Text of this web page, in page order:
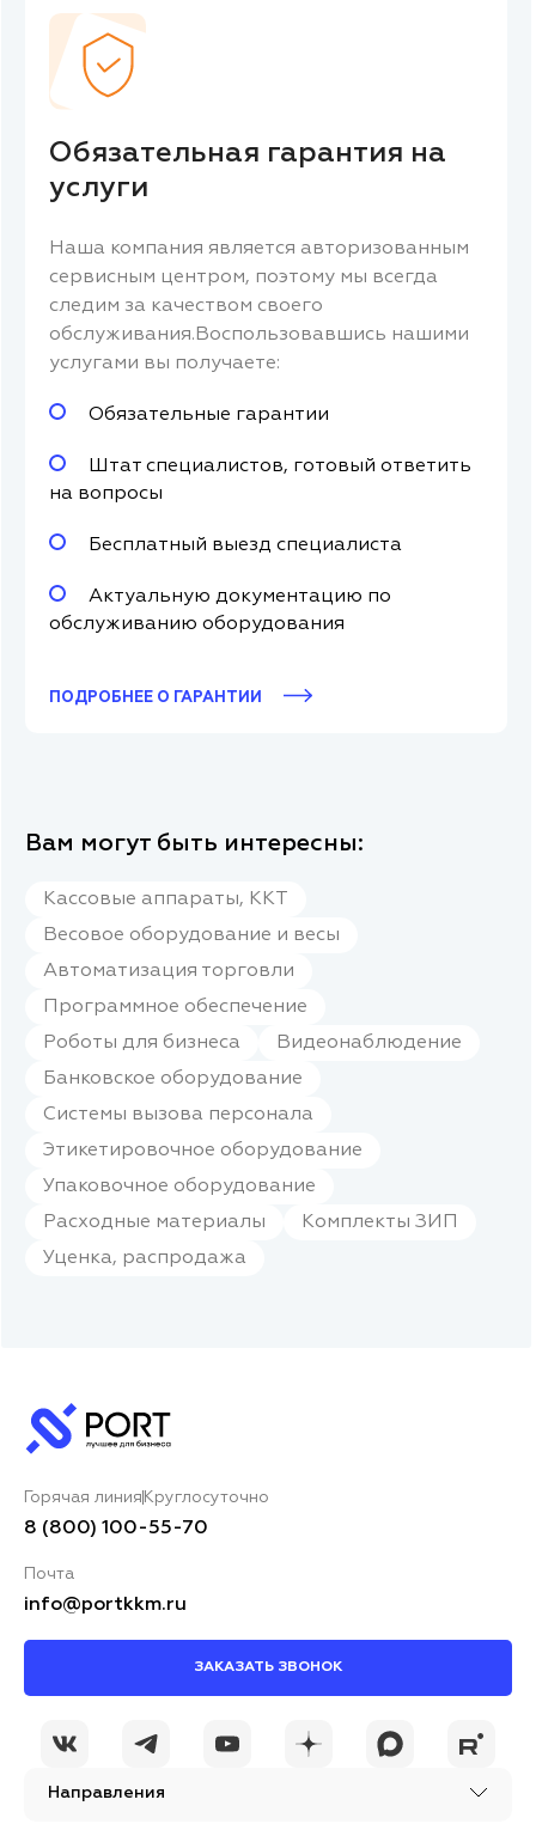
Обязательная гарантия на
услуги
Наша компания является авторизованным
сервисным центром, поэтому мы всегда
следим за качеством своего
обслуживания.Воспользовавшись нашими
услугами вы получаете:
Обязательные гарантии
Штат специалистов, готовый ответить
на вопросы
Бесплатный выезд специалиста
Актуальную документацию по
обслуживанию оборудования
ПОДРОБНЕЕ О ГАРАНТИИ
Вам могут быть интересны:
Кассовые аппараты, ККТ
Весовое оборудование и весы
Автоматизация торговли
Программное обеспечение
Роботы для бизнеса
Видеонаблюдение
Банковское оборудование
Системы вызова персонала
Этикетировочное оборудование
Упаковочное оборудование
Расходные материалы
Комплекты ЗИП
Уценка, распродажа
Направления
Горячая линия Круглосуточно
8 (800) 100-55-70
Почта
info@portkkm.ru
ЗАКАЗАТЬ ЗВОНОК